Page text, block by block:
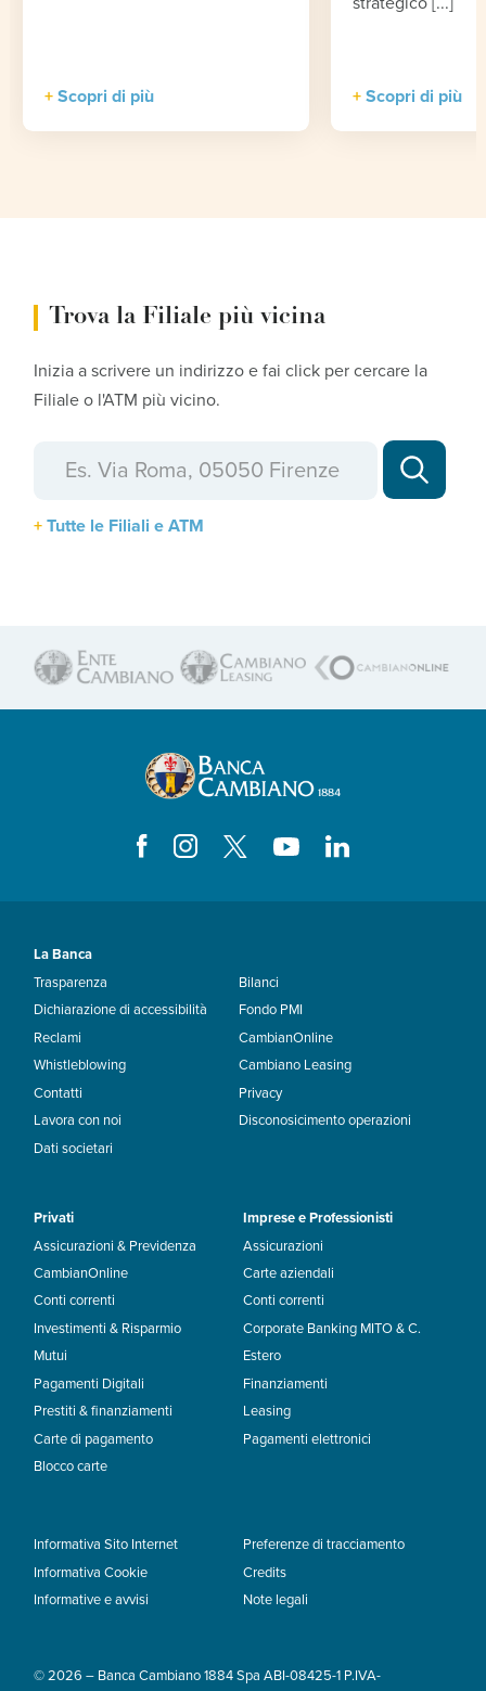
Scopri di più Scopri di più
Trova la Filiale più vicina
Inizia a scrivere un indirizzo e fai click per cercare la
Filiale o l'ATM più vicino.
Tutte le Filiali e ATM
La Banca
Trasparenza
Dichiarazione di accessibilità
Reclami
Whistleblowing
Contatti
Lavora con noi
Dati societari
Bilanci
Fondo PMI
CambianOnline
Cambiano Leasing
Privacy
Disconosicimento operazioni
Privati
Assicurazioni & Previdenza
CambianOnline
Conti correnti
Investimenti & Risparmio
Mutui
Pagamenti Digitali
Prestiti & finanziamenti
Carte di pagamento
Blocco carte
Imprese e Professionisti
Assicurazioni
Carte aziendali
Conti correnti
Corporate Banking MITO & C.
Estero
Finanziamenti
Leasing
Pagamenti elettronici
Informativa Sito Internet
Informativa Cookie
Informative e avvisi
Preferenze di tracciamento
Credits
Note legali
© 2026 – Banca Cambiano 1884 Spa ABI-08425-1 P.IVA-